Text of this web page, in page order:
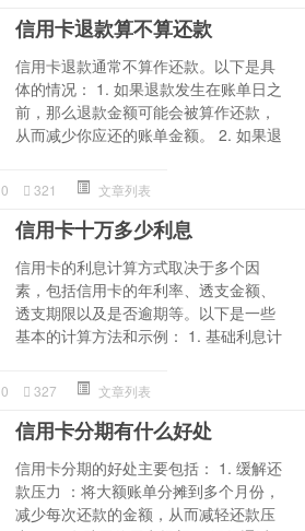
信用卡退款算不算还款
信用卡退款通常不算作还款。以下是具
体的情况： 1. 如果退款发生在账单日之
前，那么退款金额可能会被算作还款，
从而减少你应还的账单金额。 2. 如果退
0 321 文章列表
信用卡十万多少利息
信用卡的利息计算方式取决于多个因
素，包括信用卡的年利率、透支金额、
透支期限以及是否逾期等。以下是一些
基本的计算方法和示例： 1. 基础利息计
0 327 文章列表
信用卡分期有什么好处
信用卡分期的好处主要包括： 1. 缓解还
款压力 ：将大额账单分摊到多个月份，
减少每次还款的金额，从而减轻还款压